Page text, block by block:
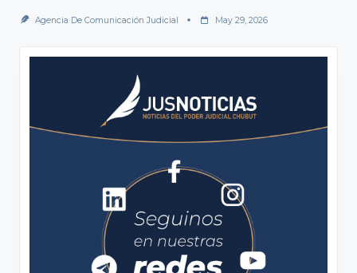
Agencia De Comunicación Judicial May 29, 2026